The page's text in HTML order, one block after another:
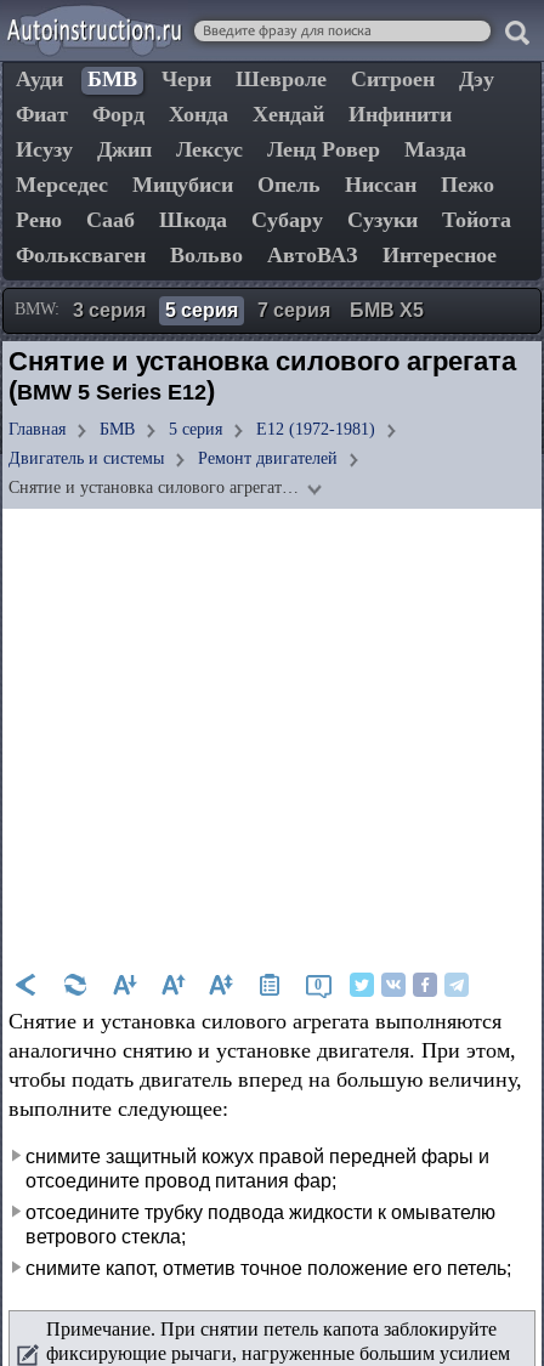
Ауди БМВ Чери Шевроле Ситроен
Дэу
Фиат
Форд Хонда Хендай
Инфинити
Исузу
Джип Лексус Ленд Ровер
Мазда
Мерседес
Мицубиси Опель Ниссан
Пежо
Рено
Сааб Шкода Субару Сузуки
Тойота
Фольксваген
Вольво АвтоВАЗ Интересное
BMW: 3 серия 5 серия 7 серия БМВ Х5
Снятие и установка силового агрегата
(BMW 5 Series E12)
Главная БМВ 5 серия
E12 (1972-1981)
Двигатель и системы
Ремонт двигателей
Снятие и установка силового агрегат…
0
Снятие и установка силового агрегата выполняются
аналогично снятию и установке двигателя. При этом,
чтобы подать двигатель вперед на большую величину,
выполните следующее:
снимите защитный кожух правой передней фары и
отсоедините провод питания фар;
отсоедините трубку подвода жидкости к омывателю
ветрового стекла;
снимите капот, отметив точное положение его петель;
Примечание. При снятии петель капота заблокируйте
фиксирующие рычаги, нагруженные большим усилием